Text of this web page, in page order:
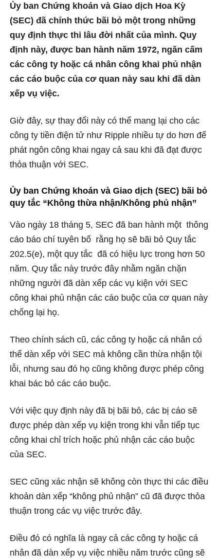
Ủy ban Chứng khoán và Giao dịch Hoa Kỳ
(SEC) đã chính thức bãi bỏ một trong những
quy định thực thi lâu đời nhất của mình. Quy
định này, được ban hành năm 1972, ngăn cấm
các công ty hoặc cá nhân công khai phủ nhận
các cáo buộc của cơ quan này sau khi đã dàn
xếp vụ việc.
Giờ đây, sự thay đổi này có thể mang lại cho các
công ty tiền điện tử như Ripple nhiều tự do hơn để
phát ngôn công khai ngay cả sau khi đã đạt được
thỏa thuận với SEC.
Ủy ban Chứng khoán và Giao dịch (SEC) bãi bỏ
quy tắc “Không thừa nhận/Không phủ nhận”
Vào ngày 18 tháng 5, SEC đã ban hành một thông
cáo báo chí tuyên bố rằng họ sẽ bãi bỏ Quy tắc
202.5(e), một quy tắc đã có hiệu lực trong hơn 50
năm. Quy tắc này trước đây nhằm ngăn chặn
những người đã dàn xếp các vụ kiện với SEC
công khai phủ nhận các cáo buộc của cơ quan này
chống lại họ.
Theo chính sách cũ, các công ty hoặc cá nhân có
thể dàn xếp với SEC mà không cần thừa nhận tội
lỗi, nhưng sau đó họ cũng không được phép công
khai bác bỏ các cáo buộc.
Với việc quy định này đã bị bãi bỏ, các bị cáo sẽ
được phép dàn xếp vụ kiện trong khi vẫn tiếp tục
công khai chỉ trích hoặc phủ nhận các cáo buộc
của SEC.
SEC cũng xác nhận sẽ không còn thực thi các điều
khoản dàn xếp “không phủ nhận” cũ đã được thỏa
thuận trong các vụ việc trước đây.
Điều đó có nghĩa là ngay cả các công ty hoặc cá
nhân đã dàn xếp vụ việc nhiều năm trước cũng sẽ